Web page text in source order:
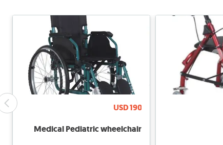
USD 190
Medical Pediatric wheelchair